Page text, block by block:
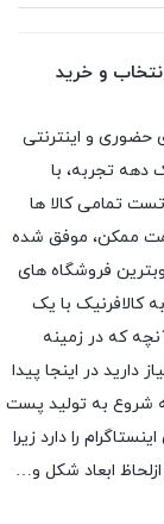
و خرید
حضوری و اینترنتی
دهه تجربه، با
تمامی کالا ها
ممکن، موفق شده
فروشگاه های
کالافرنیک با یک
که در زمینه
دارید در اینجا پیدا
شروع به تولید پست
را دارد زیرا
ابعاد شکل و…